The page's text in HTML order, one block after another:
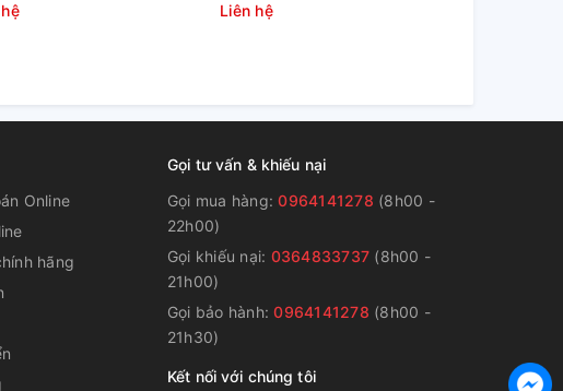
Liên hệ
Online
hãng
Gọi tư vấn & khiếu nại
Gọi mua hàng:0964141278 (8h00 -
22h00)
Gọi khiếu nại: 0364833737 (8h00 -
21h00)
Gọi bảo hành:0964141278 (8h00 -
21h30)
Kết nối với chúng tôi